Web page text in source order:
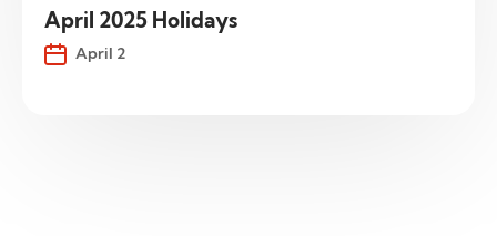
April 2025 Holidays
April 2